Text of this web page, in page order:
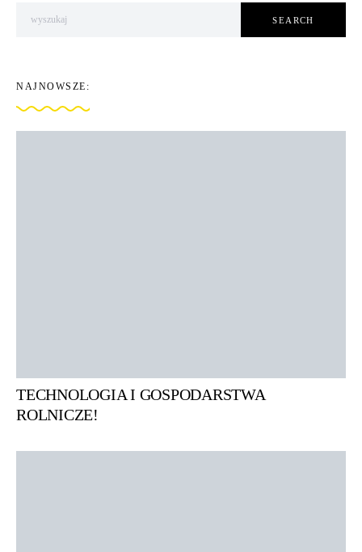
SEARCH
NAJNOWSZE:
TECHNOLOGIA I GOSPODARSTWA
ROLNICZE!